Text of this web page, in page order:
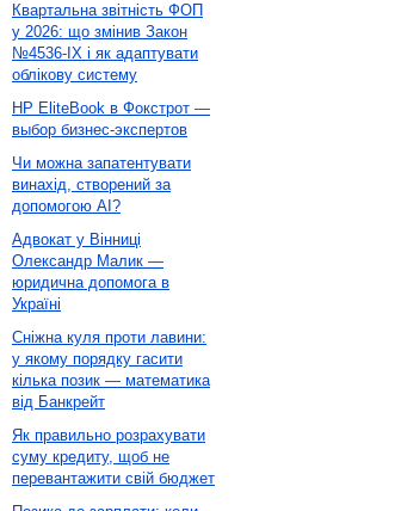
Квартальна звітність ФОП
у 2026: що змінив Закон
№4536-IX і як адаптувати
облікову систему
HP EliteBook в Фокстрот —
выбор бизнес-экспертов
Чи можна запатентувати
винахід, створений за
допомогою AI?
Адвокат у Вінниці
Олександр Малик —
юридична допомога в
Україні
Сніжна куля проти лавини:
у якому порядку гасити
кілька позик — математика
від Банкрейт
Як правильно розрахувати
суму кредиту, щоб не
перевантажити свій бюджет